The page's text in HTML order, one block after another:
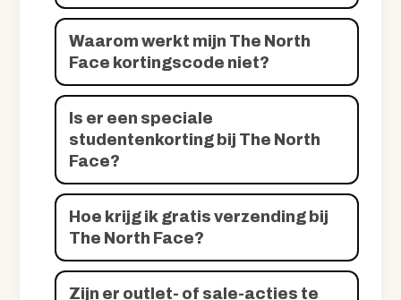
Waarom werkt mijn The North
Face kortingscode niet?
Is er een speciale
studentenkorting bij The North
Face?
Hoe krijg ik gratis verzending bij
The North Face?
Zijn er outlet- of sale-acties te